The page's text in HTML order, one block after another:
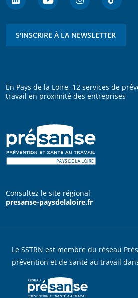
S'INSCRIRE À LA NEWSLETTER
En Pays de la Loire, 12 services de
travail en proximité des entreprises
Consultez le site régional
presanse-paysdelaloire.fr
Le SSTRN est membre du réseau
prévention et de santé au travail